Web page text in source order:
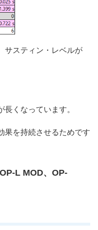
サスティン・レベルが
くなっています。
果を持続させるためです
L MOD、OP-